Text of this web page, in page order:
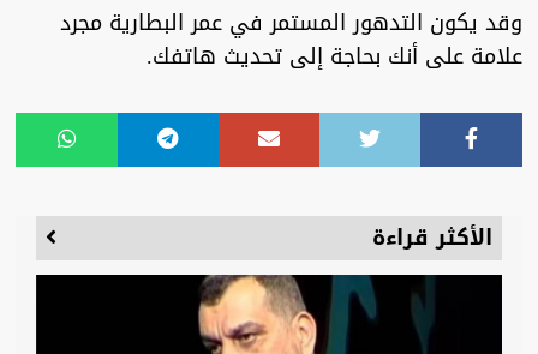
وقد يكون التدهور المستمر في عمر البطارية مجرد
علامة على أنك بحاجة إلى تحديث هاتفك.
الأكثر قراءة